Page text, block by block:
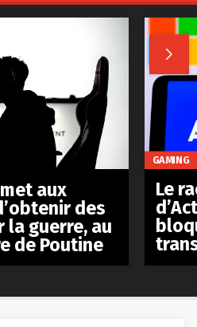

aux
des
guerre, au
de Poutine
GAMING
Le